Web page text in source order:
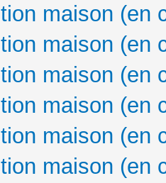
maison (en
maison (en
maison (en
maison (en
maison (en
maison (en